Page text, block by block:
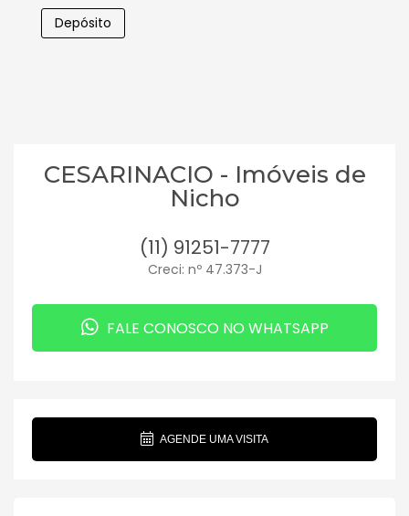
Depósito
CESARINACIO - Imóveis de
Nicho
(11) 91251-7777
Creci: nº 47.373-J
FALE CONOSCO NO WHATSAPP
AGENDE UMA VISITA